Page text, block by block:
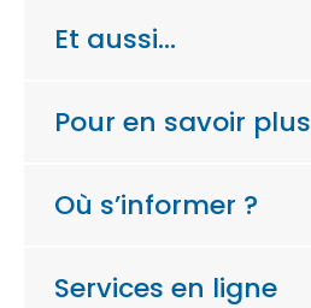
Et aussi…
Pour en savoir plus
Où s’informer ?
Services en ligne